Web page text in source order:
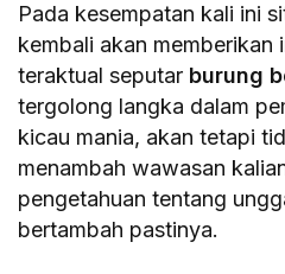
Pada kesempatan kali ini
kembali akan memberikan
teraktual seputar burung
tergolong langka dalam
kicau mania, akan tetapi
menambah wawasan
pengetahuan tentang
bertambah pastinya.